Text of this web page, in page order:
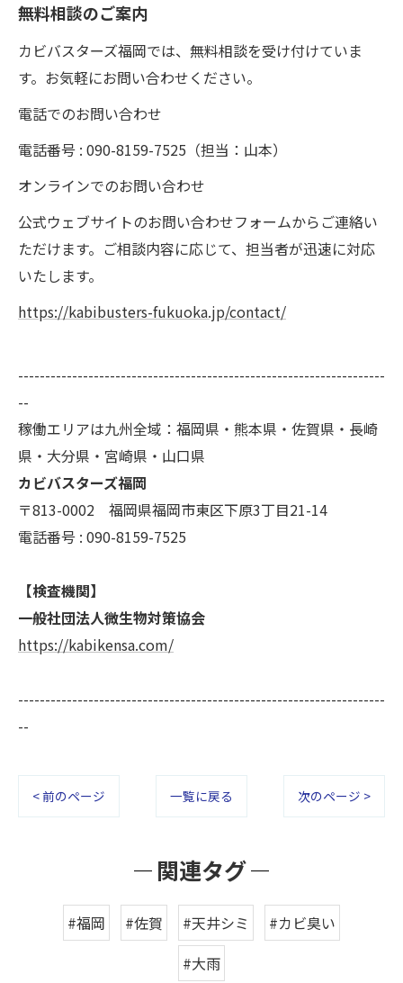
無料相談のご案内
カビバスターズ福岡では、無料相談を受け付けていま
す。お気軽にお問い合わせください。
電話でのお問い合わせ
電話番号 : 090-8159-7525（担当：山本）
オンラインでのお問い合わせ
公式ウェブサイトのお問い合わせフォームからご連絡い
ただけます。ご相談内容に応じて、担当者が迅速に対応
いたします。
https://kabibusters-fukuoka.jp/contact/
--------------------------------------------------------------------
--
稼働エリアは九州全域：福岡県・熊本県・佐賀県・長崎
県・大分県・宮崎県・山口県
カビバスターズ福岡
〒813-0002 福岡県福岡市東区下原3丁目21-14
電話番号 : 090-8159-7525
【検査機関】
一般社団法人微生物対策協会
https://kabikensa.com/
--------------------------------------------------------------------
--
< 前のページ 一覧に戻る 次のページ >
関連タグ
#福岡 #佐賀 #天井シミ
#カビ臭い
#大雨